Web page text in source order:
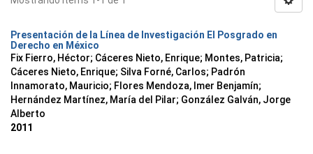
Presentación de la Línea de Investigación El Posgrado en
Derecho en México
Fix Fierro, Héctor; Cáceres Nieto, Enrique; Montes, Patricia;
Cáceres Nieto, Enrique; Silva Forné, Carlos; Padrón
Innamorato, Mauricio; Flores Mendoza, Imer Benjamín;
Hernández Martínez, María del Pilar; González Galván, Jorge
Alberto
2011